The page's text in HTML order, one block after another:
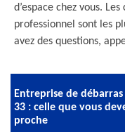
d’espace chez vous.
professionnel sont les
avez des questions,
Entreprise de
33 : celle que vous
proche